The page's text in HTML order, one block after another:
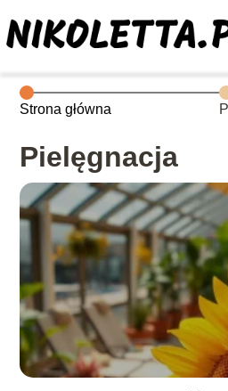
Strona główna
Pielęgnacja